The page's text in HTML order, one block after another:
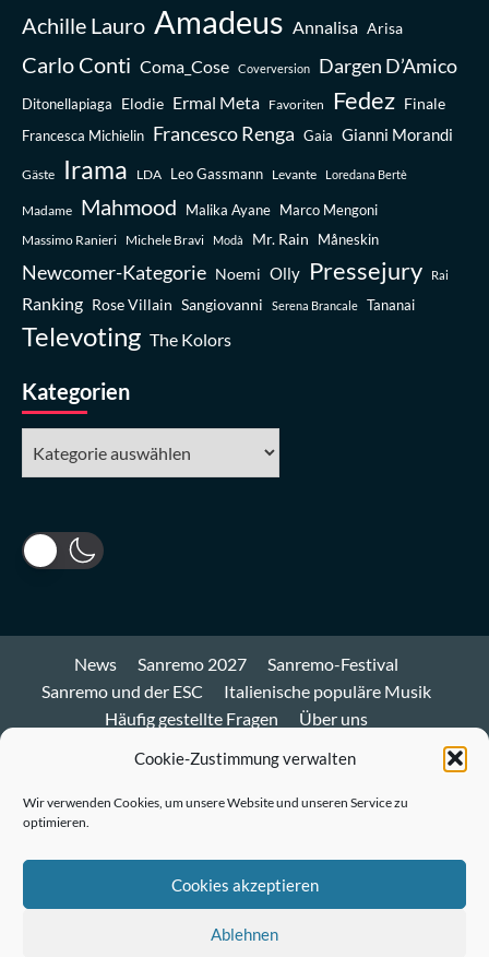
Cookie-Zustimmung verwalten
Wir verwenden Cookies, um unsere Website und unseren Service zu
optimieren.
Cookies akzeptieren
Ablehnen
Achille Lauro Amadeus Annalisa Arisa
Carlo Conti Coma_Cose Coverversion Dargen D’Amico
Ditonellapiaga Elodie Ermal Meta Favoriten Fedez Finale
Francesca Michielin Francesco Renga Gaia Gianni Morandi
Gäste Irama LDA Leo Gassmann Levante Loredana Bertè
Madame Mahmood Malika Ayane Marco Mengoni
Massimo Ranieri Michele Bravi Modà Mr. Rain Måneskin
Newcomer-Kategorie Noemi Olly Pressejury Rai
Ranking Rose Villain Sangiovanni Serena Brancale Tananai
Televoting The Kolors
Kategorien
News Sanremo 2027
Sanremo-Festival
Sanremo und der ESC
Italienische populäre Musik
Häufig gestellte Fragen
Über uns
Mastodon
Twitter
LinkedIn